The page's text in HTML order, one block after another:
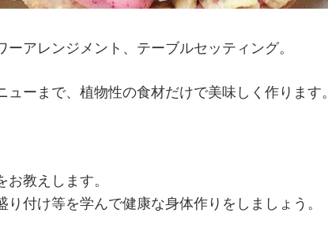
アレンジメント、 テーブルセッティング。
ーまで、 植物性の食材だけで美味しく作ります。
教えします。
り付け等を学んで健康な身体作りをしましょう。